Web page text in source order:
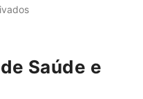
Saúde e